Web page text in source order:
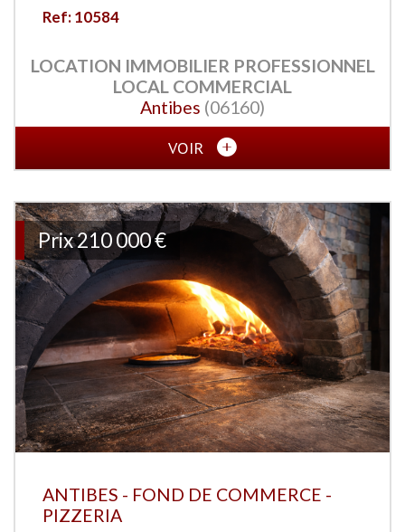
Ref: 10584
LOCATION IMMOBILIER PROFESSIONNEL
LOCAL COMMERCIAL
Antibes (06160)
VOIR
Prix210 000 €
ANTIBES - FOND DE COMMERCE -
PIZZERIA